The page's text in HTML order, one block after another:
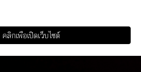
คลิกเพื่อเปิดเว็บไซต์